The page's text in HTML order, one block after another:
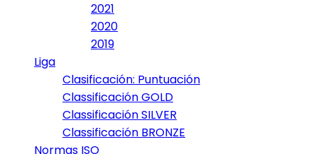
2021
2020
2019
Liga
Clasificación: Puntuación
Classificación GOLD
Classificación SILVER
Classificación BRONZE
Normas ISO